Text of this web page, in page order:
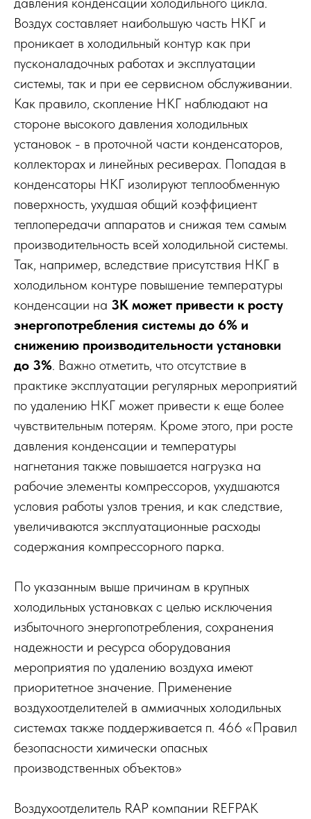
Воздух составляет наибольшую часть НКГ и
проникает в холодильный контур как при
пусконаладочных работах и эксплуатации
системы, так и при ее сервисном обслуживании.
Как правило, скопление НКГ наблюдают на
стороне высокого давления холодильных
установок - в проточной части конденсаторов,
коллекторах и линейных ресиверах. Попадая в
конденсаторы НКГ изолируют теплообменную
поверхность, ухудшая общий коэффициент
теплопередачи аппаратов и снижая тем самым
производительность всей холодильной системы.
Так, например, вследствие присутствия НКГ в
холодильном контуре повышение температуры
конденсации на 3К может привести к росту
энергопотребления системы до 6% и
снижению производительности установки
до 3%. Важно отметить, что отсутствие в
практике эксплуатации регулярных мероприятий
по удалению НКГ может привести к еще более
чувствительным потерям. Кроме этого, при росте
давления конденсации и температуры
нагнетания также повышается нагрузка на
рабочие элементы компрессоров, ухудшаются
условия работы узлов трения, и как следствие,
увеличиваются эксплуатационные расходы
содержания компрессорного парка.
По указанным выше причинам в крупных
холодильных установках с целью исключения
избыточного энергопотребления, сохранения
надежности и ресурса оборудования
мероприятия по удалению воздуха имеют
приоритетное значение. Применение
воздухоотделителей в аммиачных холодильных
системах также поддерживается п. 466 «Правил
безопасности химически опасных
производственных объектов»
Воздухоотделитель RAP компании REFPAK